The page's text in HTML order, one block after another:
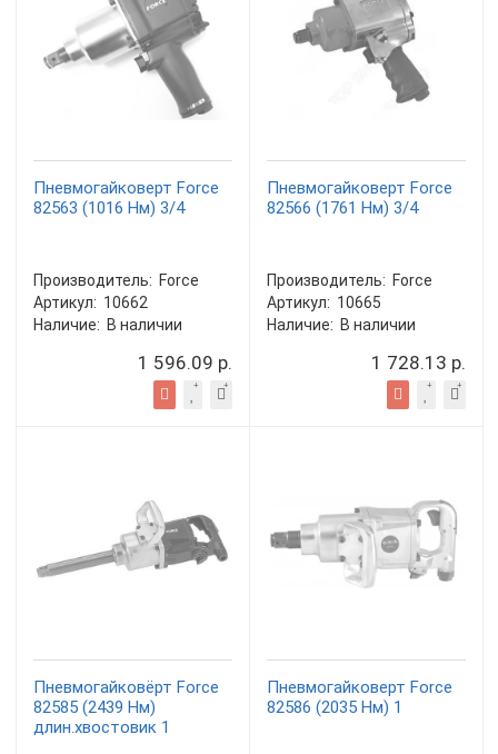
Пневмогайковерт Force
82563 (1016 Нм) 3/4
Производитель: Force
Артикул: 10662
Наличие: В наличии
1 596.09 р.
Пневмогайковерт Force
82566 (1761 Нм) 3/4
Производитель: Force
Артикул: 10665
Наличие: В наличии
1 728.13 р.
Пневмогайковёрт Force
82585 (2439 Нм)
длин.хвостовик 1
Пневмогайковерт Force
82586 (2035 Нм) 1